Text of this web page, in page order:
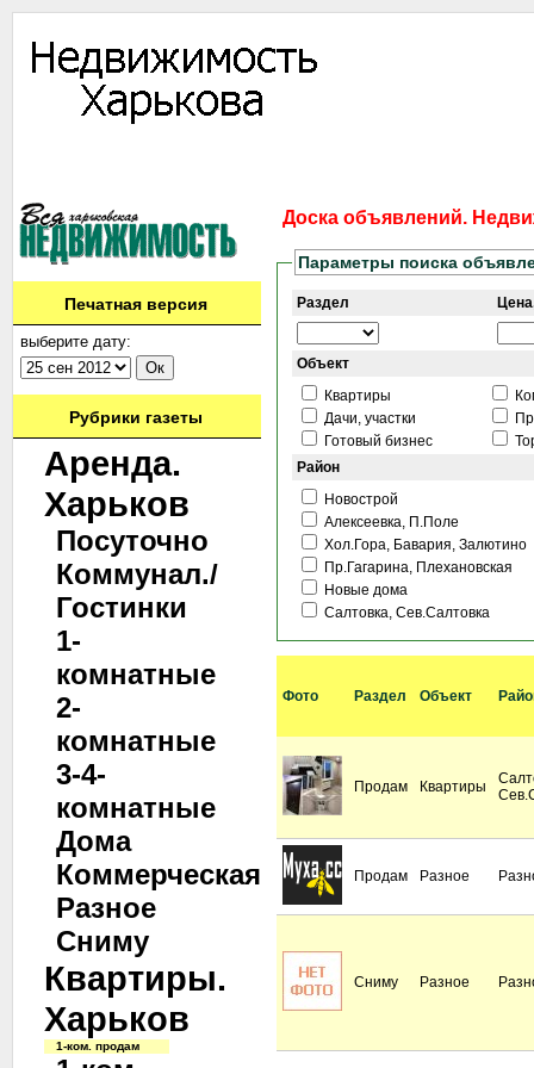
Печатная версия
выберите дату:
Рубрики газеты
Аренда.
Харьков
Посуточно
Коммунал./
Гостинки
1-
комнатные
2-
комнатные
3-4-
комнатные
Дома
Коммерческая
Разное
Сниму
Квартиры.
Харьков
1-ком. продам
Доска объявлений.
Параметры поиска
Раздел
Объект
Квартиры
Дачи, участки
Готовый бизнес
Район
Новострой
Алексеевка, П.Поле
Хол.Гора, Бавария, Залютино
Пр.Гагарина, Плехановская
Новые дома
Салтовка, Сев.Салтовка
Фото Раздел Объект
Продам Квартиры
Продам Разное
Сниму Разное